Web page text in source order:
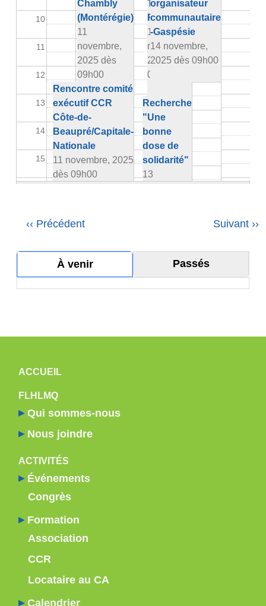
10
11
12
13
14
15
Comité
logement
abordable
10
novembre,
2025 dès
Chambly
(Montérégie)
11
novembre,
2025 dès
09h00
Rencontre comité
exécutif CCR
Côte-de-
Beaupré/Capitale-
Nationale
11 novembre, 2025
dès 09h00
Trois-
Rivières
13
novembre,
2025 dès
09h30
Recherche
"Une
bonne
dose de
solidarité"
13
organisateur
communautaire
-Gaspésie
14 novembre,
2025 dès 09h00
Pagination
‹‹ Précédent Suivant ››
À venir Passés
NAVIGATION PRINCIPALE
ACCUEIL
FLHLMQ
Qui sommes-nous
Nous joindre
ACTIVITÉS
Événements
Congrès
Formation
Association
CCR
Locataire au CA
Calendrier